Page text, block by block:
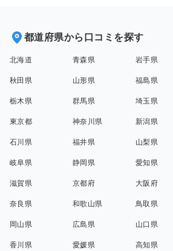
都道府県から口コミを探す
北海道 青森県 岩手県
秋田県 山形県 福島県
栃木県 群馬県 埼玉県
東京都 神奈川県 新潟県
石川県 福井県 山梨県
岐阜県 静岡県 愛知県
滋賀県 京都府 大阪府
奈良県 和歌山県 鳥取県
岡山県 広島県 山口県
香川県 愛媛県 高知県